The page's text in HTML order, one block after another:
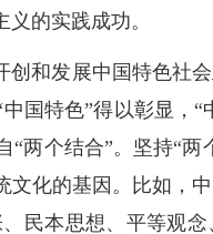
的实践成功。
和发展中国特色社
特色”得以彰显，“
两个结合”。坚持“两
化的基因。比如，
民本思想、平等观